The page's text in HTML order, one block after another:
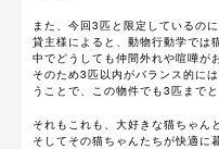
また、今回3匹と限定しているの
貸主様によると、動物行動学では
中でどうしても仲間外れや喧嘩が
そのため3匹以内がバランス的に
うことで、この物件でも3匹までと
それもこれも、大好きな猫ちゃん
そしてその猫ちゃんたちが快適に